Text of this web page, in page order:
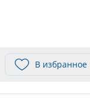
В избранное